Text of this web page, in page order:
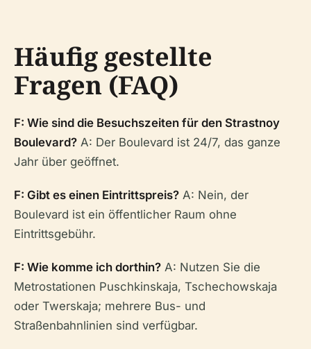
Häufig gestellte
Fragen (FAQ)
F: Wie sind die Besuchszeiten für den Strastnoy
Boulevard? A: Der Boulevard ist 24/7, das ganze
Jahr über geöffnet.
F: Gibt es einen Eintrittspreis? A: Nein, der
Boulevard ist ein öffentlicher Raum ohne
Eintrittsgebühr.
F: Wie komme ich dorthin? A: Nutzen Sie die
Metrostationen Puschkinskaja, Tschechowskaja
oder Twerskaja; mehrere Bus- und
Straßenbahnlinien sind verfügbar.